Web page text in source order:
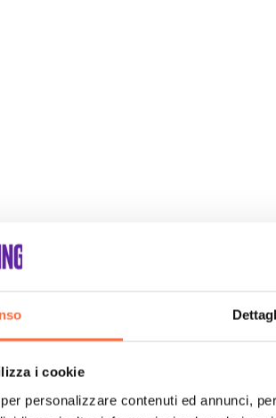
i cookie
personalizzare contenuti ed annunci,